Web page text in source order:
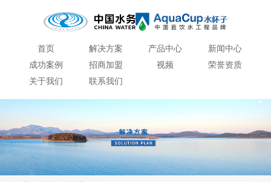
首页 解决方案 产品中心
新闻中心
成功案例
招商加盟 视频
荣誉资质
关于我们
联系我们